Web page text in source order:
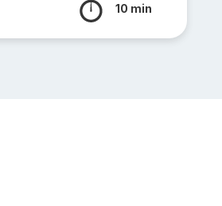
10 min